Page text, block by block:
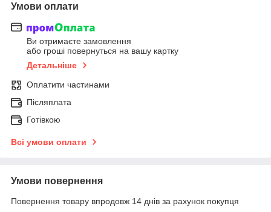
Умови оплати
Ви отримаєте замовлення
або гроші повернуться на вашу картку
Детальніше
Оплатити частинами
Післяплата
Готівкою
Всі умови оплати
Умови повернення
Повернення товару впродовж 14 днів за рахунок покупця